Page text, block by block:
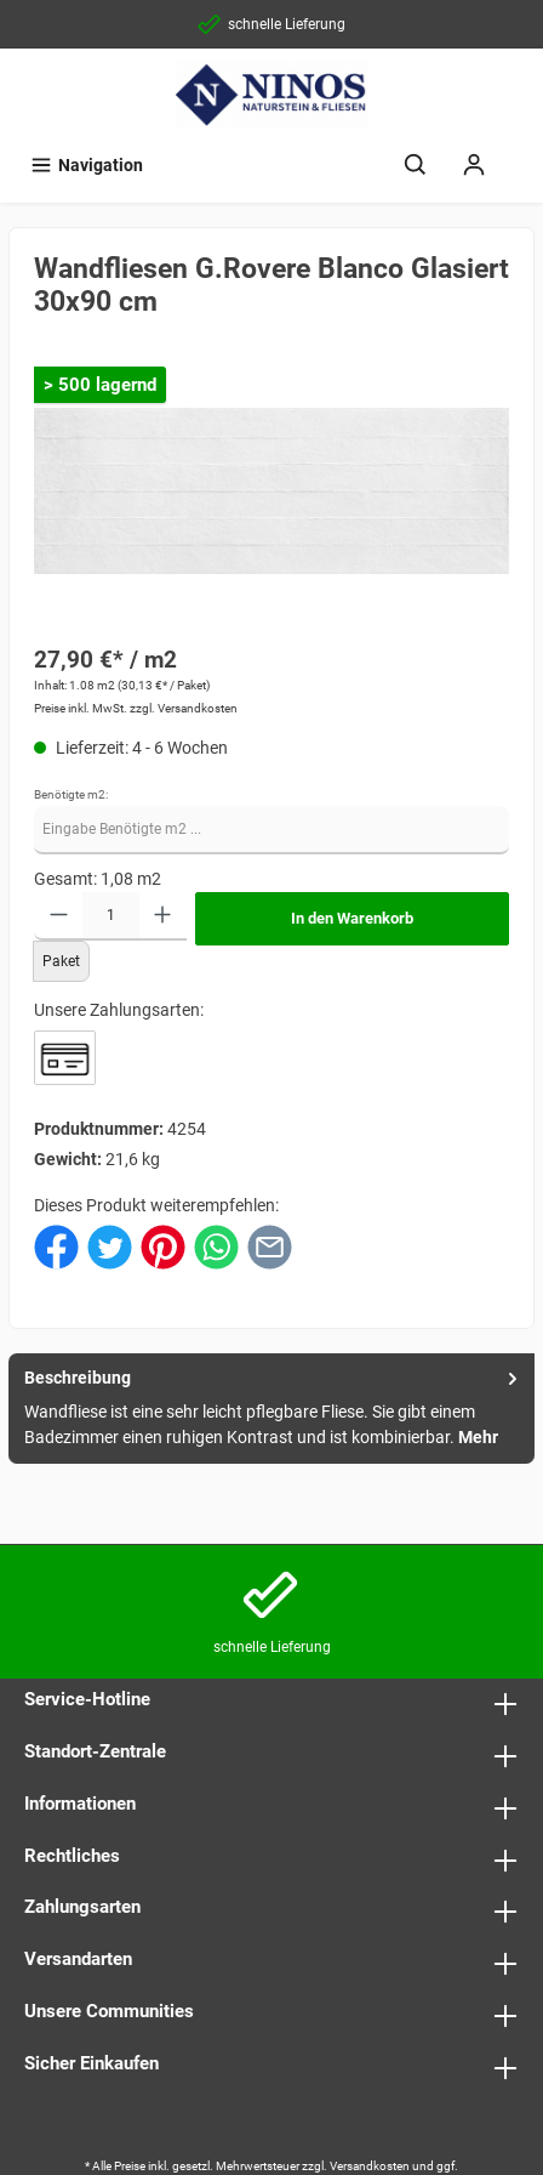
schnelle Lieferung
Navigation
Wandfliesen G.Rovere Blanco Glasiert
30x90 cm
> 500 lagernd
27,90 €* / m2
Inhalt:1.08 m2 (30,13 €* / Paket)
Preise inkl. MwSt. zzgl. Versandkosten
Lieferzeit: 4 - 6 Wochen
Benötigte m2:
Gesamt: 1,08 m2
Paket
In den Warenkorb
Unsere Zahlungsarten:
Produktnummer: 4254
Gewicht: 21,6 kg
Dieses Produkt weiterempfehlen:
Beschreibung
Wandfliese ist eine sehr leicht pflegbare Fliese. Sie gibt einem
Badezimmer einen ruhigen Kontrast und ist kombinierbar. Mehr
schnelle Lieferung
Service-Hotline
Standort-Zentrale
Informationen
Rechtliches
Zahlungsarten
Versandarten
Unsere Communities
Sicher Einkaufen
* Alle Preise inkl. gesetzl. Mehrwertsteuer zzgl. Versandkosten und ggf.